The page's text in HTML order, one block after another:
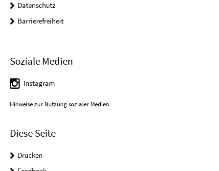
Datenschutz
Barrierefreiheit
Soziale Medien
Instagram
Hinweise zur Nutzung sozialer Medien
Diese Seite
Drucken